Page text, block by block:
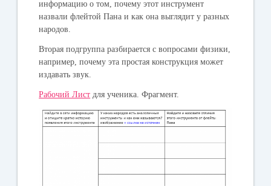
информацию о том, почему этот инструмент
назвали флейтой Пана и как она выглядит у разных
народов.
Вторая подгруппа разбирается с вопросами физики,
например, почему эта простая конструкция может
издавать звук.
Рабочий Лист для ученика. Фрагмент.